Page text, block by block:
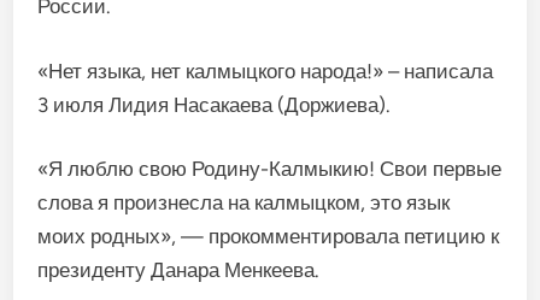
России.
«Нет языка, нет калмыцкого народа!» – написала
3 июля Лидия Насакаева (Доржиева).
«Я люблю свою Родину-Калмыкию! Свои первые
слова я произнесла на калмыцком, это язык
моих родных», — прокомментировала петицию к
президенту Данара Менкеева.